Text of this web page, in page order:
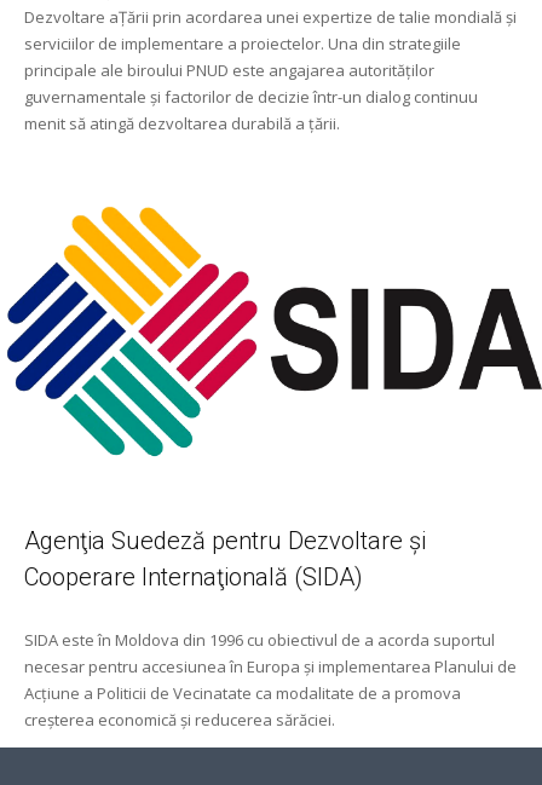
Dezvoltare aŢării prin acordarea unei expertize de talie mondială şi
serviciilor de implementare a proiectelor. Una din strategiile
principale ale biroului PNUD este angajarea autorităţilor
guvernamentale şi factorilor de decizie într-un dialog continuu
menit să atingă dezvoltarea durabilă a ţării.
Agenţia Suedeză pentru Dezvoltare şi
Cooperare Internaţională (SIDA)
SIDA este în Moldova din 1996 cu obiectivul de a acorda suportul
necesar pentru accesiunea în Europa şi implementarea Planului de
Acţiune a Politicii de Vecinatate ca modalitate de a promova
creşterea economică şi reducerea sărăciei.